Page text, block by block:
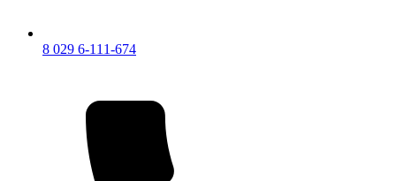
8 029 6-111-674